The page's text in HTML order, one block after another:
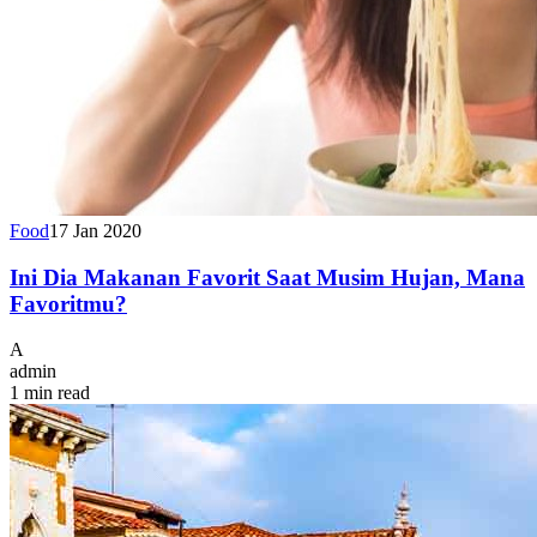
Food17 Jan 2020
Ini Dia Makanan Favorit Saat Musim Hujan, Mana
Favoritmu?
A
admin
1 min read